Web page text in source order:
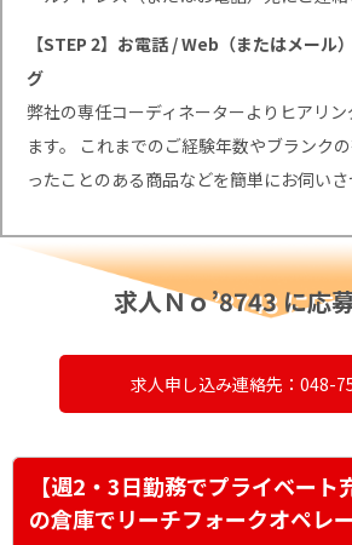
【STEP 2】お電話 / Web（またはメール
グ
弊社の専任コーディネーターよりヒアリ
ます。 これまでのご経験年数やブランク
ったことのある商品などを簡単にお伺いさ
求人Ｎｏ’8743 に応募
求人申し込み連絡先：048-
【週2・3日勤務でプライベー
の倉庫でリーチフォークオペレ